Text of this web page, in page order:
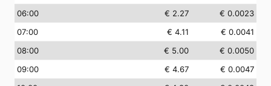
06:00 € 2.27
€ 0.0023
07:00 € 4.11
€ 0.0041
08:00 € 5.00
€ 0.0050
09:00 € 4.67
€ 0.0047